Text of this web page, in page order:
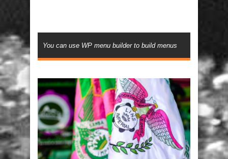
You can use WP menu builder to build menus